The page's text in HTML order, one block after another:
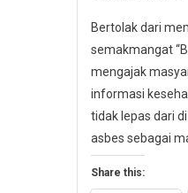
Bertolak dari
semakmangat
mengajak
informasi
tidak lepas dari
asbes sebagai
Share this: